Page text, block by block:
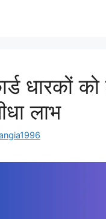
धारकों
लाभ